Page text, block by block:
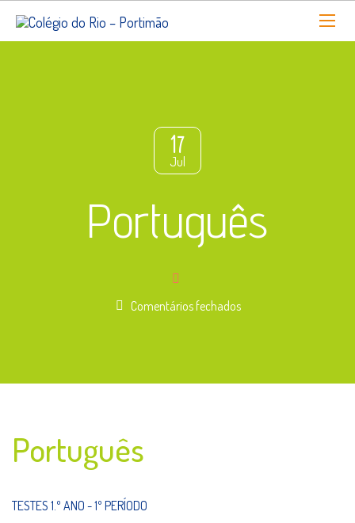
17
Jul
Português
Comentários fechadosem
Português
TESTES 1.º ANO - 1º PERÍODO